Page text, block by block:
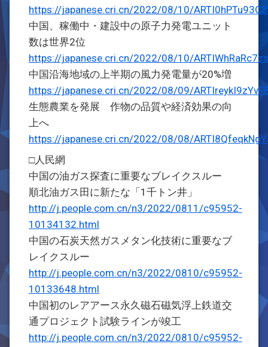
https://japanese.cri.cn/2022/08/10/
中国、稼働中・建設中の原子力発電ユニット
数は世界2位
https://japanese.cri.cn/2022/08/10/
中国沿海地域の上半期の風力発電量が20%増
https://japanese.cri.cn/2022/08/09/
生態農業を発展 作物の品質や経済効果の向
上へ
https://japanese.cri.cn/2022/08/08/
□人民網
中国の油ガス探査に重要なブレイクスルー
順北油ガス田に新たな「1千トン井」
http://j.people.com.cn/n3/2022/0811/c95952-
10134132.html
中国の石炭天然ガスメタン化技術に重要なブ
レイクスルー
http://j.people.com.cn/n3/2022/0810/c95952-
10133648.html
中国初のレアアース永久磁石磁気浮上鉄道交
通プロジェクト試験ラインが竣工
http://j.people.com.cn/n3/2022/0810/c95952-